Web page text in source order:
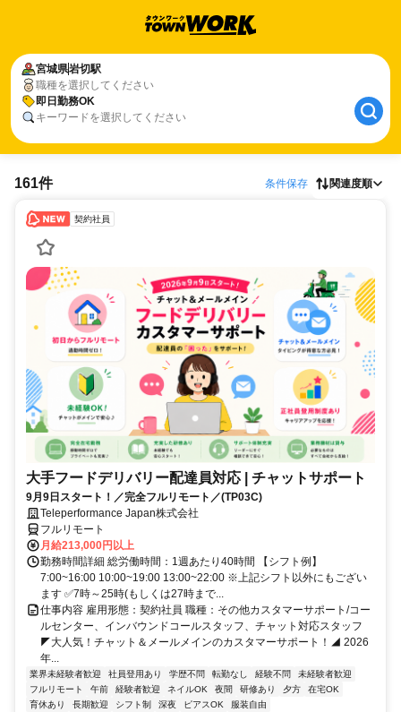
宮城県岩切駅
職種を選択してください
即日勤務OK
キーワードを選択してください
161件 条件保存 関連度順
契約社員
大手フードデリバリー配達員対応 | チャットサポート
9月9日スタート！／完全フルリモート／(TP03C)
Teleperformance Japan株式会社
フルリモート
月給213,000円以上
勤務時間詳細 総労働時間：1週あたり40時間 【シフト例】
7:00~16:00 10:00~19:00 13:00~22:00 ※上記シフト以外にもござい
ます ✅7時～25時(もしくは27時まで...
仕事内容 雇用形態：契約社員 職種：その他カスタマーサポート/コー
ルセンター、インバウンドコールスタッフ、チャット対応スタッフ
◤大人気！チャット＆メールメインのカスタマーサポート！◢ 2026
年...
業界未経験者歓迎 社員登用あり 学歴不問 転勤なし 経験不問
未経験者歓迎
フルリモート
午前 経験者歓迎 ネイルOK 夜間 研修あり 夕方
在宅OK
育休あり
長期歓迎 シフト制 深夜 ピアスOK 服装自由